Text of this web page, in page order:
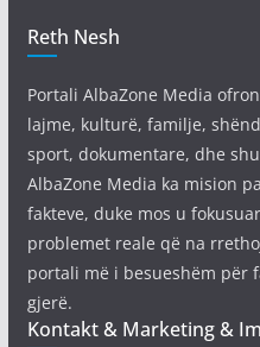
Reth Nesh
Portali AlbaZone Media
lajme, kulturë, familje,
sport, dokumentare, dhe
AlbaZone Media ka mision
fakteve, duke mos u
problemet reale që na
portali më i besueshëm për
gjerë.
Kontakt & Marketing &